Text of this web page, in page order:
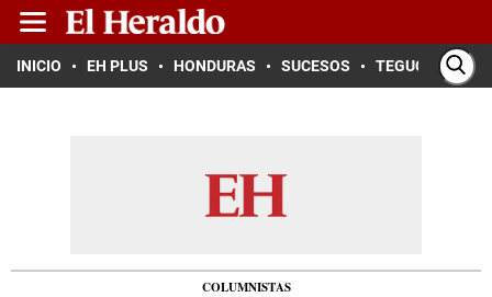
INICIO EH PLUS HONDURAS SUCESOS TEGUCIGALPA
COLUMNISTAS